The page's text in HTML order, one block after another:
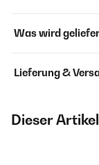
Was wird
Lieferung &
Dieser